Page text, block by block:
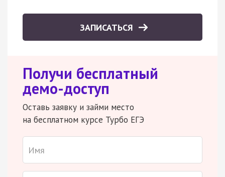
ЗАПИСАТЬСЯ
Получи бесплатный
демо-доступ
Оставь заявку и займи место
на бесплатном курсе Турбо ЕГЭ